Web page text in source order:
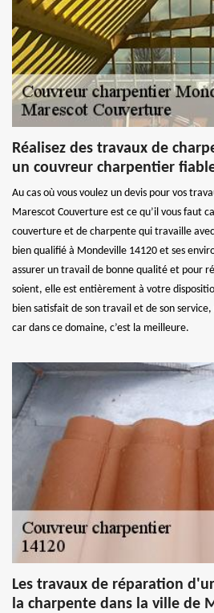
Réalisez des travaux de
un couvreur charpentier
Au cas où vous voulez un devis pour vos
Marescot Couverture est ce qu’il vous faut
couverture et de charpente qui travaille
bien qualifié à Mondeville 14120 et ses
assurer un travail de bonne qualité et pour
soient, elle est entièrement à votre
bien satisfait de son travail et de son service,
car dans ce domaine, c’est la meilleure.
Les travaux de réparation
la charpente dans la ville de